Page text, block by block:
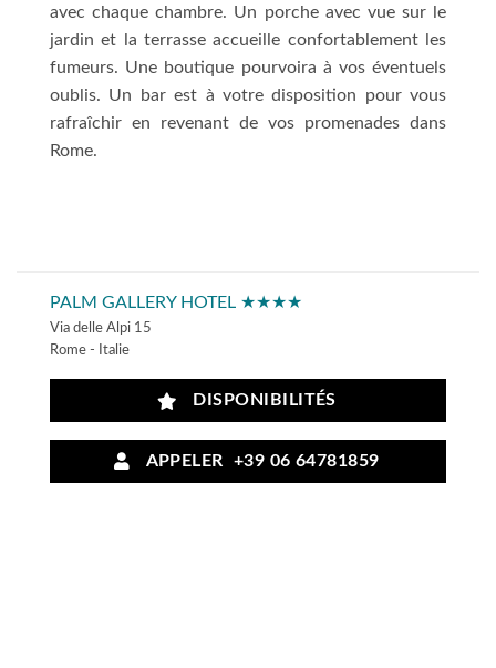
avec chaque chambre. Un porche avec vue sur le
jardin et la terrasse accueille confortablement les
fumeurs. Une boutique pourvoira à vos éventuels
oublis. Un bar est à votre disposition pour vous
rafraîchir en revenant de vos promenades dans
Rome.
PALM GALLERY HOTEL ★★★★
Via delle Alpi 15
Rome - Italie
DISPONIBILITÉS
APPELER +39 06 64781859